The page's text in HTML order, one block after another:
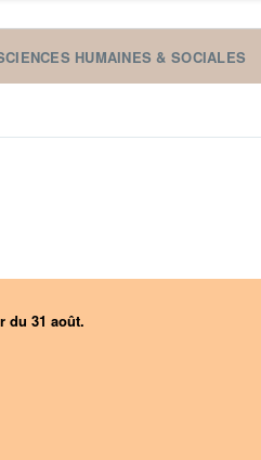
HUMAINES & SOCIALES
du 31 août.